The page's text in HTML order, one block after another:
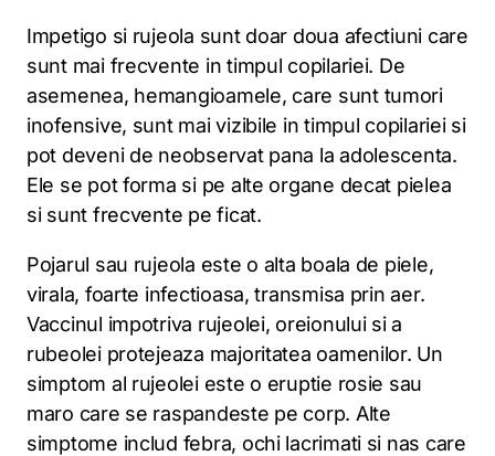
Impetigo si rujeola sunt doar doua afectiuni care
sunt mai frecvente in timpul copilariei. De
asemenea, hemangioamele, care sunt tumori
inofensive, sunt mai vizibile in timpul copilariei si
pot deveni de neobservat pana la adolescenta.
Ele se pot forma si pe alte organe decat pielea
si sunt frecvente pe ficat.
Pojarul sau rujeola este o alta boala de piele,
virala, foarte infectioasa, transmisa prin aer.
Vaccinul impotriva rujeolei, oreionului si a
rubeolei protejeaza majoritatea oamenilor. Un
simptom al rujeolei este o eruptie rosie sau
maro care se raspandeste pe corp. Alte
simptome includ febra, ochi lacrimati si nas care